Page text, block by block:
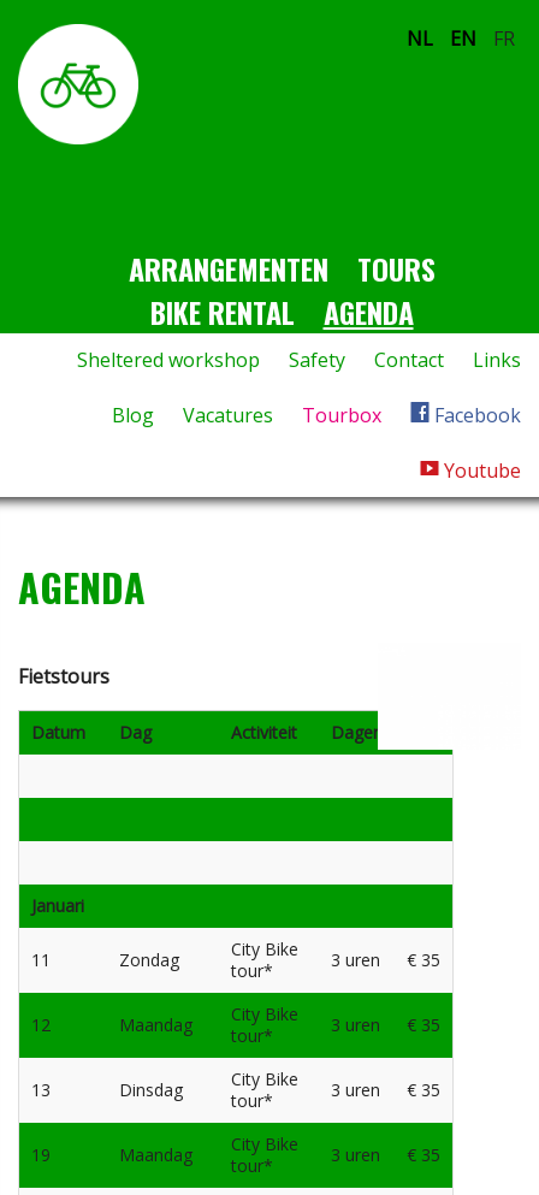
NL EN FR
ARRANGEMENTEN
TOURS
BIKE RENTAL
AGENDA
Sheltered workshop Safety Contact Links
Blog Vacatures Tourbox Facebook
Youtube
AGENDA
Fietstours
Datum Dag Activiteit Dagen
Januari
11 Zondag
City Bike
tour*
3 uren € 35
12 Maandag
City Bike
tour*
3 uren € 35
13 Dinsdag
City Bike
tour*
3 uren € 35
19 Maandag
City Bike
tour*
3 uren € 35